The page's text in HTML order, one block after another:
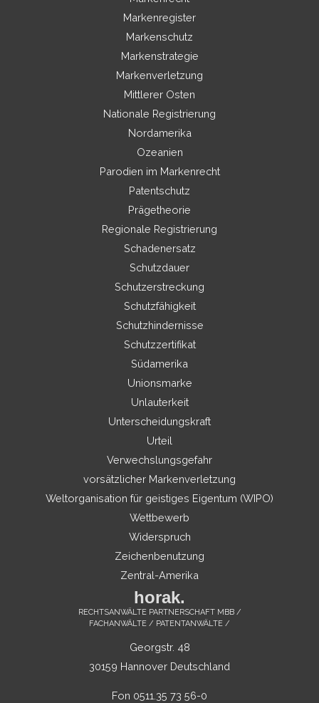
Markenregister
Markenschutz
Markenstrategie
Markenverletzung
Mittlerer Osten
Nationale Registrierung
Nordamerika
Ozeanien
Parodien im Markenrecht
Patentschutz
Prägetheorie
Regionale Registrierung
Schadenersatz
Schutzdauer
Schutzerstreckung
Schutzfähigkeit
Schutzhindernisse
Schutzzertifikat
Südamerika
Unionsmarke
Unlauterkeit
Unterscheidungskraft
Urteil
Verwechslungsgefahr
vorsätzlicher Markenverletzung
Weltorganisation für geistiges Eigentum (WIPO)
Wettbewerb
Widerspruch
Zeichenbenutzung
Zentral-Amerika
horak.
RECHTSANWÄLTE PARTNERSCHAFT MBB /
FACHANWÄLTE / PATENTANWÄLTE /
Georgstr. 48
30159 Hannover Deutschland
Fon 0511.35 73 56-0